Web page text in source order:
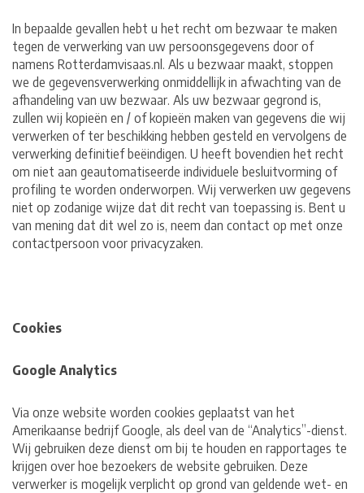
In bepaalde gevallen hebt u het recht om bezwaar te maken
tegen de verwerking van uw persoonsgegevens door of
namens Rotterdamvisaas.nl. Als u bezwaar maakt, stoppen
we de gegevensverwerking onmiddellijk in afwachting van de
afhandeling van uw bezwaar. Als uw bezwaar gegrond is,
zullen wij kopieën en / of kopieën maken van gegevens die wij
verwerken of ter beschikking hebben gesteld en vervolgens de
verwerking definitief beëindigen. U heeft bovendien het recht
om niet aan geautomatiseerde individuele besluitvorming of
profiling te worden onderworpen. Wij verwerken uw gegevens
niet op zodanige wijze dat dit recht van toepassing is. Bent u
van mening dat dit wel zo is, neem dan contact op met onze
contactpersoon voor privacyzaken.
Cookies
Google Analytics
Via onze website worden cookies geplaatst van het
Amerikaanse bedrijf Google, als deel van de “Analytics”-dienst.
Wij gebruiken deze dienst om bij te houden en rapportages te
krijgen over hoe bezoekers de website gebruiken. Deze
verwerker is mogelijk verplicht op grond van geldende wet- en